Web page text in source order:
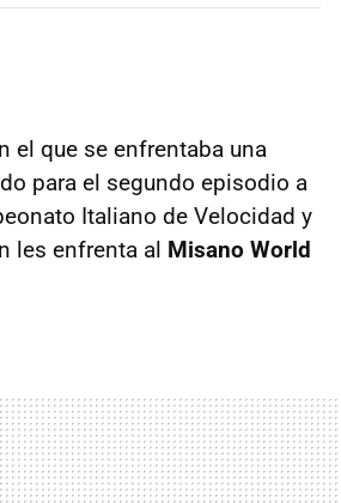
el que se enfrentaba una
para el segundo episodio a
Italiano de Velocidad y
les enfrenta al Misano World